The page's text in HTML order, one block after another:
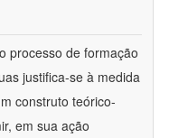
processo de formação
justifica-se à medida
construto teórico-
em sua ação